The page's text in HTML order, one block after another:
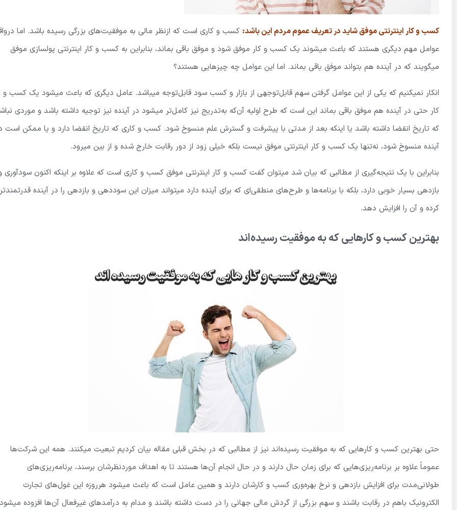
کسب و کار اینترنتی موفق شاید در تعریف عموم مردم این باشد: کسب و کاری است که ازنظر مالی به موفقیت‌های بزرگی رسیده باشد. اما
عوامل مهم دیگری هستند که باعث میشوند یک کسب و کار موفق شود و موفق باقی بماند، بنابراین به کسب و کار اینترنتی پولسازی موفق
میگویند که در آینده هم بتواند موفق باقی بماند. اما این عوامل چه چیزهایی هستند؟
انکار نمیکنیم که یکی از این عوامل گرفتن سهم قابل‌توجهی از بازار و کسب سود قابل‌توجه میباشد. عامل دیگری که باعث میشود یک کسب و
کار حتی در آینده هم موفق باقی بماند این است که طرح اولیه آن‌که به‌تدریج نیز کامل‌تر میشود در آینده نیز توجیه داشته باشد و موردی
که تاریخ انقضا داشته باشد یا اینکه بعد از مدتی با پیشرفت و گسترش علم منسوخ شود. کسب و کاری که تاریخ انقضا دارد و یا ممکن است
آینده منسوخ شود، نه‌تنها یک کسب و کار اینترنتی موفق نیست بلکه خیلی زود از دور رقابت خارج شده و از بین میرود.
بنابراین با یک نتیجه‌گیری از مطالبی که بیان شد میتوان گفت کسب و کار اینترنتی موفق کسب و کاری است که علاوه بر اینکه اکنون سودآوری
بازدهی بسیار خوبی دارد، بلکه با برنامه‌ها و طرح‌های منطقی‌ای که برای آینده دارد میتواند میزان این سوددهی و بازدهی را در آینده قدرتمندتر
کرده و آن را افزایش دهد.
بهترین کسب و کارهایی که به موفقیت رسیده‌اند
حتی بهترین کسب و کارهایی که به موفقیت رسیده‌اند نیز از مطالبی که در بخش قبلی مقاله بیان کردیم تبعیت میکنند. همه این شرکت‌ها
عموماً علاوه بر برنامه‌ریزی‌هایی که برای زمان حال دارند و در حال انجام آن‌ها هستند تا به اهداف موردنظرشان برسند، برنامه‌ریزی‌های
طولانی‌مدت برای افزایش بازدهی و نرخ بهره‌وری کسب و کارشان دارند و همین عامل است که باعث میشود هرروزه این غول‌های تجارت
الکترونیک باهم در رقابت باشند و سهم بزرگی از گردش مالی جهانی را در دست داشته باشند و مدام به درآمدهای غیرفعال آن‌ها افزوده